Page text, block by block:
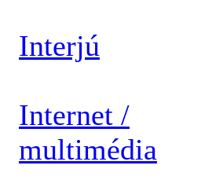
Interjú
Internet /
multimédia